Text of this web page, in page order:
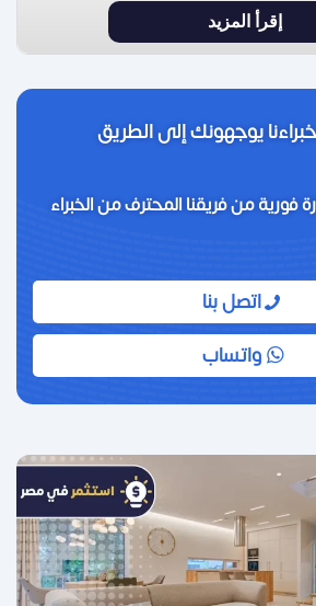
إقرأ المزيد
يوجهونك إلى الطريق
من فريقنا المحترف من الخبراء
اتصل بنا
واتساب